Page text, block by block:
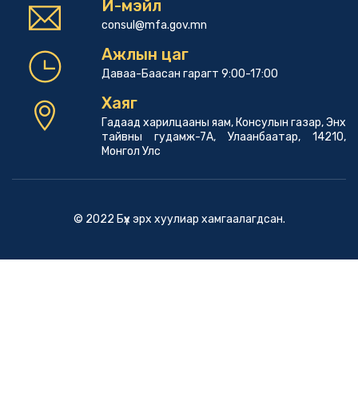
И-мэйл
consul@mfa.gov.mn
Ажлын цаг
Даваа-Баасан гарагт 9:00-17:00
Хаяг
Гадаад харилцааны яам, Консулын газар, Энх
тайвны гудамж-7А, Улаанбаатар, 14210,
Монгол Улс
© 2022 Бүх эрх хуулиар хамгаалагдсан.